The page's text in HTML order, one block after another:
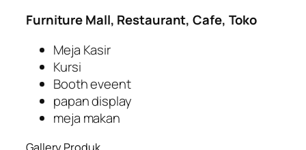
Furniture Mall, Restaurant, Cafe, Toko
Meja Kasir
Kursi
Booth eveent
papan display
meja makan